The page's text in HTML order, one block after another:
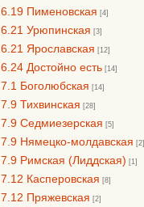
6.19 Пименовская [4]
6.21 Урюпинская [3]
6.21 Ярославская [12]
6.24 Достойно есть [14]
7.1 Боголюбская [14]
7.9 Тихвинская [28]
7.9 Седмиезерская [5]
7.9 Нямецко-молдавская [2]
7.9 Римская (Лиддская) [1]
7.12 Касперовская [8]
7.12 Пряжевская [2]